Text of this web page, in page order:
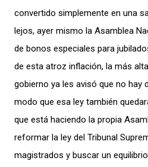
convertido simplemente en una
lejos, ayer mismo la Asamblea
de bonos especiales para
de esta atroz inflación, la más
gobierno ya les avisó que no hay
modo que esa ley también
que está haciendo la propia
reformar la ley del Tribunal
magistrados y buscar un